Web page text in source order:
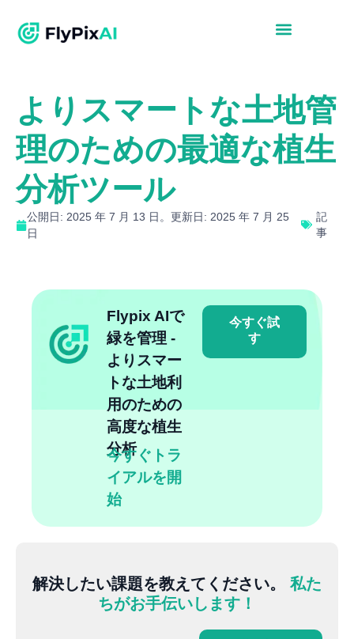
よりスマートな土地管
理のための最適な植生
分析ツール
公開日: 2025 年 7 月 13 日。更新日: 2025 年 7 月 25
日
記
事
Flypix AIで
緑を管理 -
よりスマー
トな土地利
用のための
高度な植生
分析
今すぐトラ
イアルを開
始
今すぐ試
す
解決したい課題を教えてください。 私た
ちがお手伝いします！